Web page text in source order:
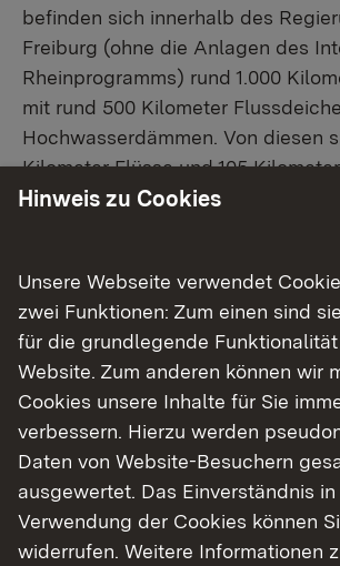
befinden sich innerhalb des
Freiburg (ohne die Anlagen des
Rheinprogramms) rund 1.000
mit rund 500 Kilometer
Hochwasserdämmen. Von diesen
Kilometer Flüsse und 105
aufgrund gesetzlicher Regelung
Gewässer zweiter Ordnung hat
Grundlage von gesetzlichen
Vereinbarungen die Unterhaltung
auch den Ausbau übernommen.
Unsere Aufgaben
Hochwasserschutz, Betrieb und
Unterhaltung
Hinweis zu Cookies
Unsere Webseite verwendet
zwei Funktionen: Zum einen sind
für die grundlegende
Website. Zum anderen können wir
Cookies unsere Inhalte für Sie
verbessern. Hierzu werden
Daten von Website-Besuchern
ausgewertet. Das Einverständnis in
Verwendung der Cookies können
widerrufen. Weitere Informationen